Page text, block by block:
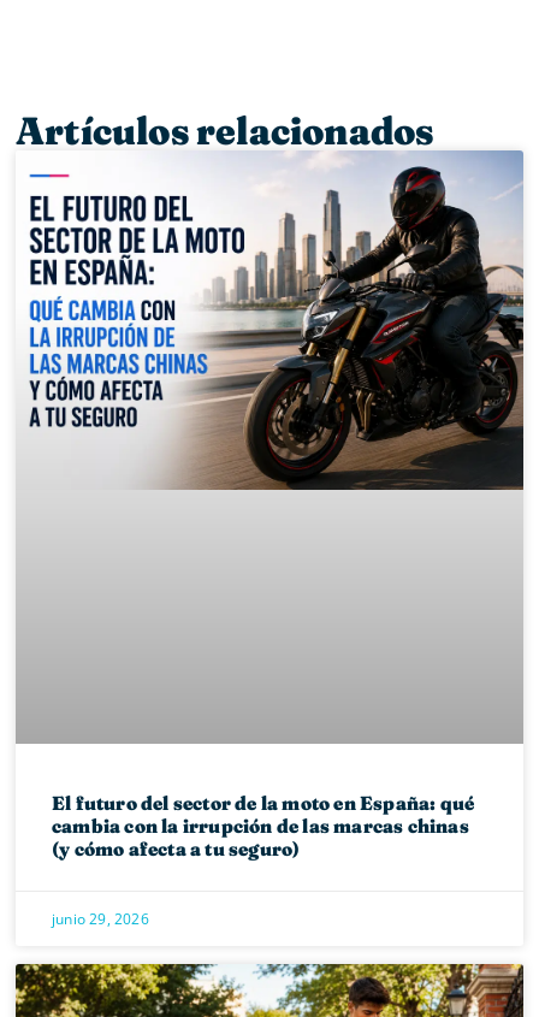
Artículos relacionados
El futuro del sector de la moto en España: qué
cambia con la irrupción de las marcas chinas
(y cómo afecta a tu seguro)
junio 29, 2026